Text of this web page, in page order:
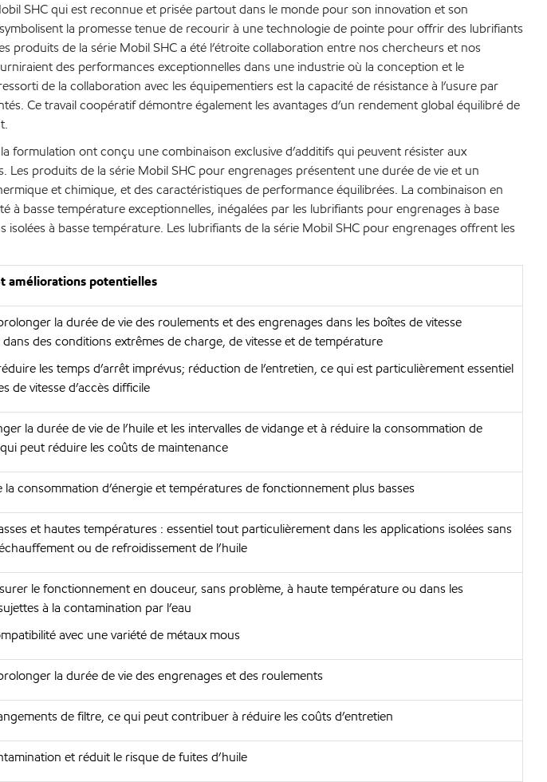
SHC qui est reconnue et prisée partout dans le monde pour son innovation et son
la promesse tenue de recourir à une technologie de pointe pour offrir des lubrifiants
de la série Mobil SHC a été l’étroite collaboration entre nos chercheurs et nos
des performances exceptionnelles dans une industrie où la conception et le
de la collaboration avec les équipementiers est la capacité de résistance à l’usure par
Ce travail coopératif démontre également les avantages d’un rendement global équilibré de
ont conçu une combinaison exclusive d’additifs qui peuvent résister aux
produits de la série Mobil SHC pour engrenages présentent une durée de vie et un
et chimique, et des caractéristiques de performance équilibrées. La combinaison en
basse température exceptionnelles, inégalées par les lubrifiants pour engrenages à base
à basse température. Les lubrifiants de la série Mobil SHC pour engrenages offrent les
améliorations potentielles
la durée de vie des roulements et des engrenages dans les boîtes de vitesse
des conditions extrêmes de charge, de vitesse et de température
les temps d’arrêt imprévus; réduction de l’entretien, ce qui est particulièrement essentiel
de vitesse d’accès difficile
la durée de vie de l’huile et les intervalles de vidange et à réduire la consommation de
peut réduire les coûts de maintenance
la consommation d’énergie et températures de fonctionnement plus basses
et hautes températures : essentiel tout particulièrement dans les applications isolées sans
ou de refroidissement de l’huile
le fonctionnement en douceur, sans problème, à haute température ou dans les
à la contamination par l’eau
avec une variété de métaux mous
la durée de vie des engrenages et des roulements
de filtre, ce qui peut contribuer à réduire les coûts d’entretien
et réduit le risque de fuites d’huile